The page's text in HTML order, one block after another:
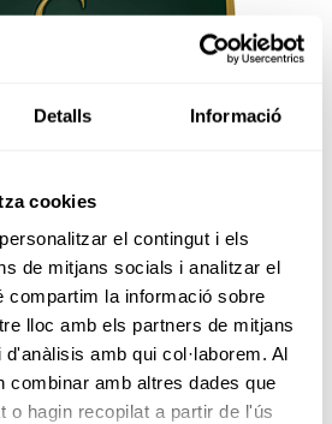
Detalls Informació
cookies
el contingut i els
de mitjans socials i analitzar el
compartim la informació sobre
lloc amb els partners de mitjans
amb qui col·laborem. Al
combinar amb altres dades que
o hagin recopilat a partir de l'ús
Golf Sant Cugat
a todas las ofertas